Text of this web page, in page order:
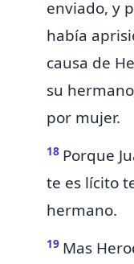
enviado, y
había
causa de
su
por mujer.
18 Porque
te es lícito
hermano.
19 Mas